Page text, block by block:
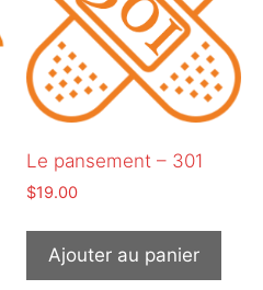
Le pansement – 301
$19.00
Ajouter au panier